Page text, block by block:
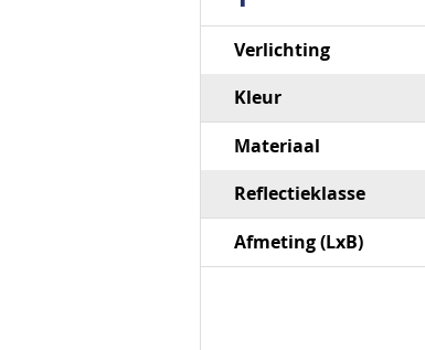
Specificaties
Verlichting
Kleur
Materiaal
Reflectieklasse
Afmeting (LxB)